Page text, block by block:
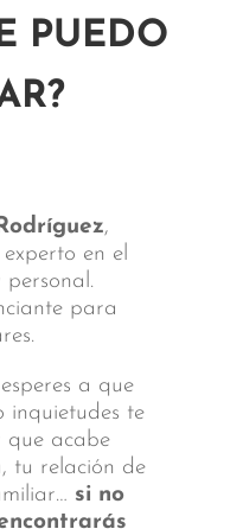
PUEDO
,
en el
para
a que
inquietudes te
que acabe
tu relación de
si no